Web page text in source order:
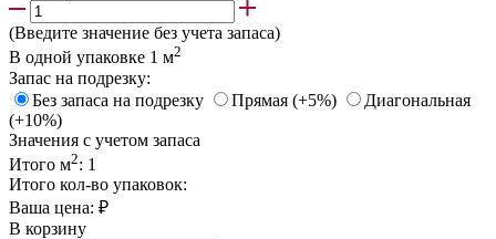
(Введите значение без учета запаса)
В одной упаковке 1 м2
Запас на подрезку:
Без запаса на подрезку
Прямая (+5%)
Диагональная
(+10%)
Значения с учетом запаса
Итого м2: 1
Итого кол-во упаковок:
Ваша цена: ₽
В корзину